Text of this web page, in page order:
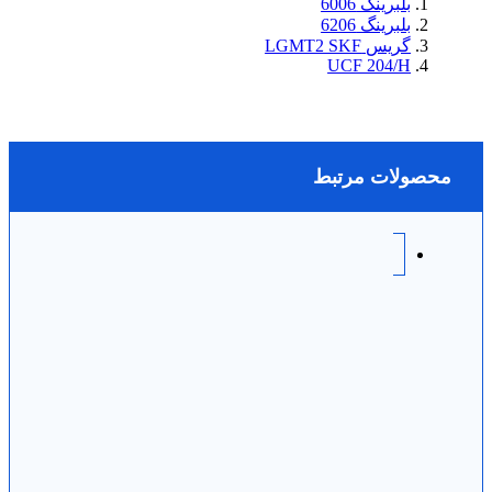
بلبرینگ 6006
بلبرینگ 6206
گریس LGMT2 SKF
UCF 204/H
محصولات مرتبط